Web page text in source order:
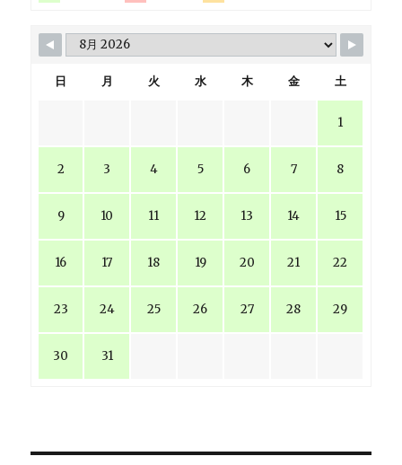
日 月 火 水 木 金 土
1
2 3 4 5 6 7 8
9 10 11 12 13 14 15
16 17 18 19 20 21 22
23 24 25 26 27 28 29
30 31